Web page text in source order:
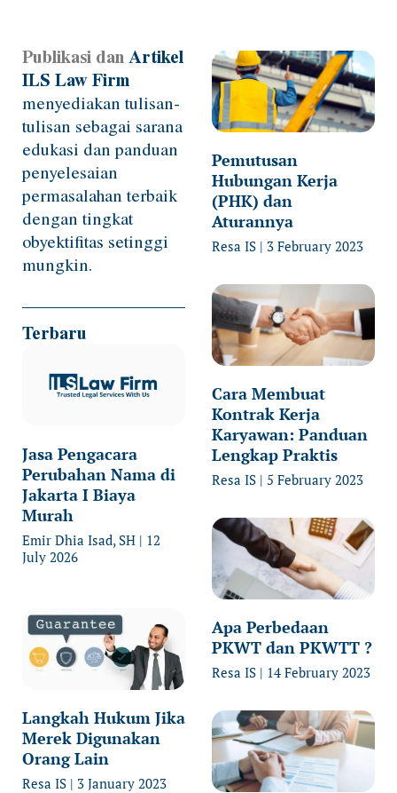
Publikasi danArtikel
ILS Law Firm
menyediakan tulisan-
tulisan sebagai sarana
edukasi dan panduan
penyelesaian
permasalahan terbaik
dengan tingkat
obyektifitas setinggi
mungkin.
Terbaru
Jasa Pengacara
Perubahan Nama di
Jakarta I Biaya
Murah
Emir Dhia Isad, SH
12
July 2026
Langkah Hukum Jika
Merek Digunakan
Orang Lain
Resa IS 3 January 2023
Pemutusan
Hubungan Kerja
(PHK) dan
Aturannya
Resa IS 3 February 2023
Cara Membuat
Kontrak Kerja
Karyawan: Panduan
Lengkap Praktis
Resa IS 5 February 2023
Apa Perbedaan
PKWT dan PKWTT ?
Resa IS 14 February 2023
PagePagePagePagePage